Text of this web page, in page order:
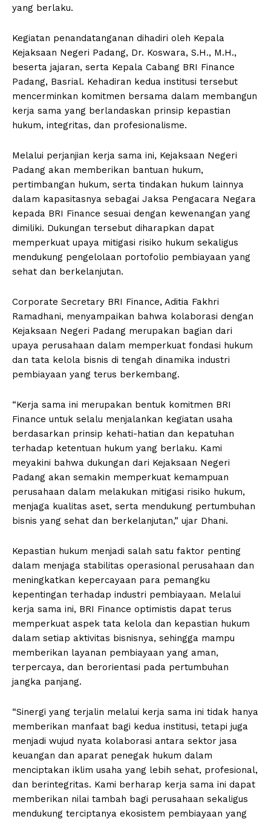
yang berlaku.
Kegiatan penandatanganan dihadiri oleh Kepala
Kejaksaan Negeri Padang, Dr. Koswara, S.H., M.H.,
beserta jajaran, serta Kepala Cabang BRI Finance
Padang, Basrial. Kehadiran kedua institusi tersebut
mencerminkan komitmen bersama dalam membangun
kerja sama yang berlandaskan prinsip kepastian
hukum, integritas, dan profesionalisme.
Melalui perjanjian kerja sama ini, Kejaksaan Negeri
Padang akan memberikan bantuan hukum,
pertimbangan hukum, serta tindakan hukum lainnya
dalam kapasitasnya sebagai Jaksa Pengacara Negara
kepada BRI Finance sesuai dengan kewenangan yang
dimiliki. Dukungan tersebut diharapkan dapat
memperkuat upaya mitigasi risiko hukum sekaligus
mendukung pengelolaan portofolio pembiayaan yang
sehat dan berkelanjutan.
Corporate Secretary BRI Finance, Aditia Fakhri
Ramadhani, menyampaikan bahwa kolaborasi dengan
Kejaksaan Negeri Padang merupakan bagian dari
upaya perusahaan dalam memperkuat fondasi hukum
dan tata kelola bisnis di tengah dinamika industri
pembiayaan yang terus berkembang.
“Kerja sama ini merupakan bentuk komitmen BRI
Finance untuk selalu menjalankan kegiatan usaha
berdasarkan prinsip kehati-hatian dan kepatuhan
terhadap ketentuan hukum yang berlaku. Kami
meyakini bahwa dukungan dari Kejaksaan Negeri
Padang akan semakin memperkuat kemampuan
perusahaan dalam melakukan mitigasi risiko hukum,
menjaga kualitas aset, serta mendukung pertumbuhan
bisnis yang sehat dan berkelanjutan,” ujar Dhani.
Kepastian hukum menjadi salah satu faktor penting
dalam menjaga stabilitas operasional perusahaan dan
meningkatkan kepercayaan para pemangku
kepentingan terhadap industri pembiayaan. Melalui
kerja sama ini, BRI Finance optimistis dapat terus
memperkuat aspek tata kelola dan kepastian hukum
dalam setiap aktivitas bisnisnya, sehingga mampu
memberikan layanan pembiayaan yang aman,
terpercaya, dan berorientasi pada pertumbuhan
jangka panjang.
“Sinergi yang terjalin melalui kerja sama ini tidak hanya
memberikan manfaat bagi kedua institusi, tetapi juga
menjadi wujud nyata kolaborasi antara sektor jasa
keuangan dan aparat penegak hukum dalam
menciptakan iklim usaha yang lebih sehat, profesional,
dan berintegritas. Kami berharap kerja sama ini dapat
memberikan nilai tambah bagi perusahaan sekaligus
mendukung terciptanya ekosistem pembiayaan yang